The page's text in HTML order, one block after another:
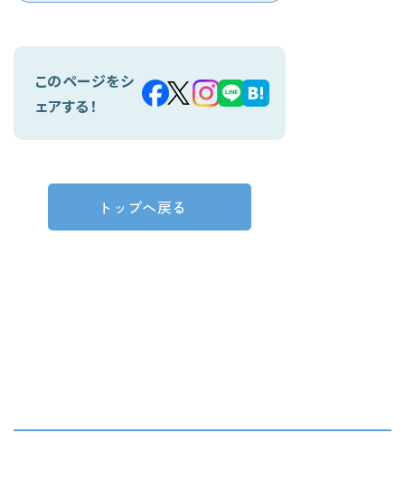
このページをシ
ェアする！
トップへ戻る